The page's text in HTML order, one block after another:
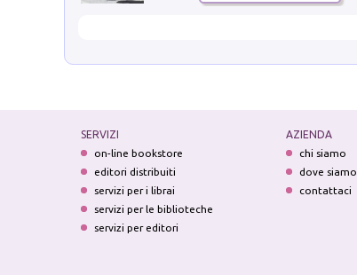
SERVIZI
on-line bookstore
editori distribuiti
servizi per i librai
servizi per le biblioteche
servizi per editori
AZIENDA
chi siamo
dove siamo
contattaci